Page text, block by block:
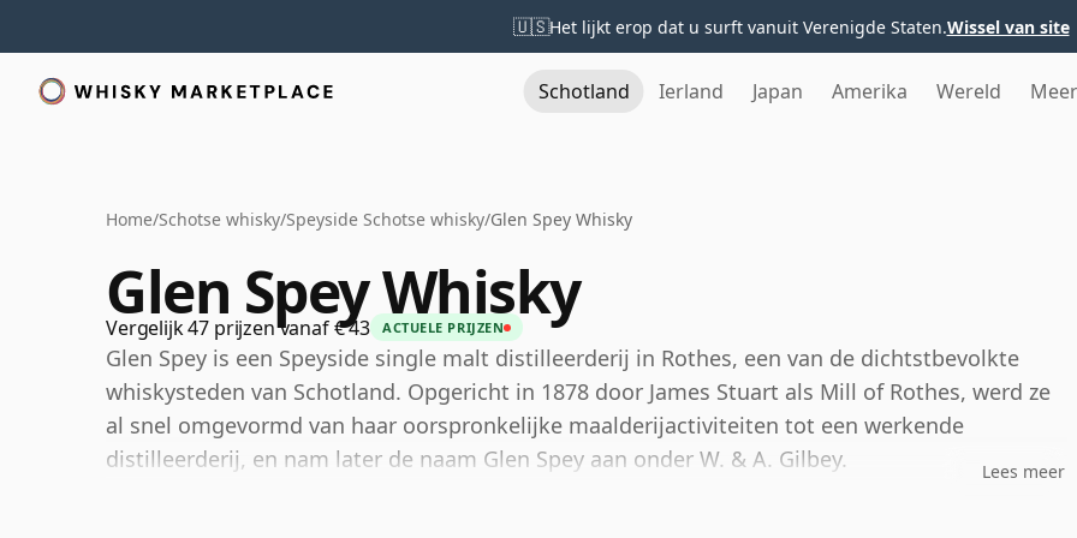
🇺🇸Het lijkt erop dat u surft vanuit Verenigde Staten.Wissel van site
Schotland Ierland Japan Amerika Wereld Meer
Home/Schotse whisky/Speyside Schotse whisky/Glen Spey Whisky
Glen Spey Whisky
Vergelijk 47 prijzen vanaf € 43 ACTUELE PRIJZEN
Glen Spey is een Speyside single malt distilleerderij in Rothes, een van de dichtstbevolkte
whiskysteden van Schotland. Opgericht in 1878 door James Stuart als Mill of Rothes, werd ze
al snel omgevormd van haar oorspronkelijke maalderijactiviteiten tot een werkende
distilleerderij, en nam later de naam Glen Spey aan onder W. & A. Gilbey.
Lees meer